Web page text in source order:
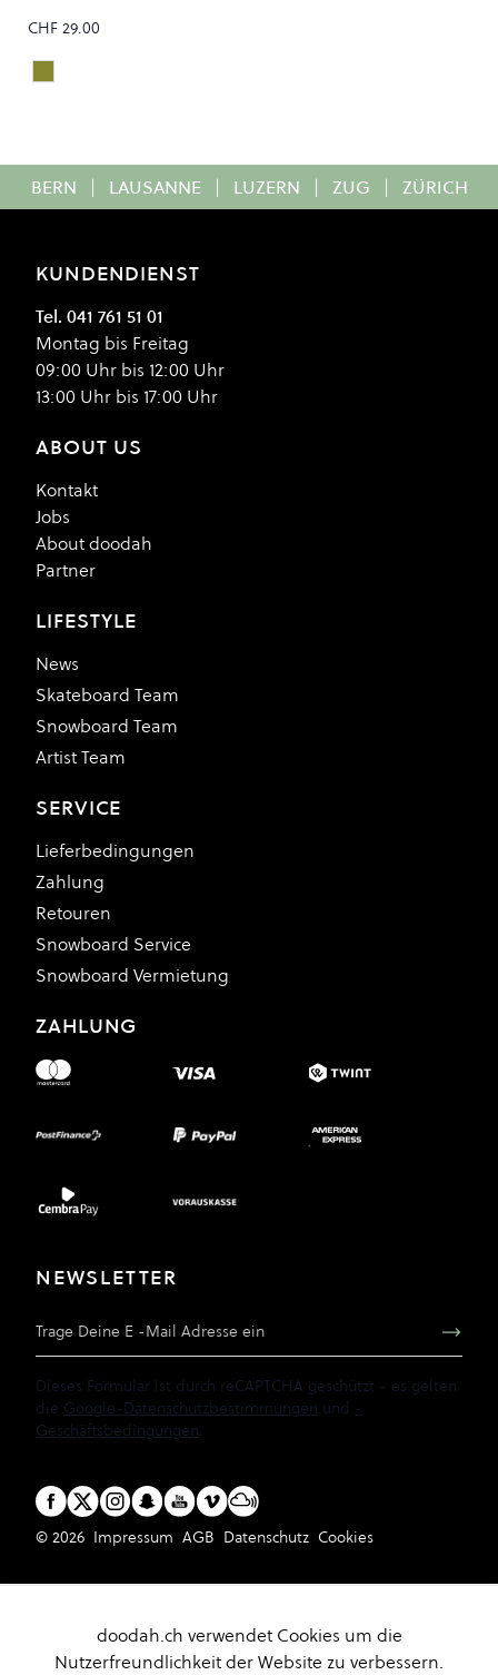
CHF 29.00
Colour
OLISTR
BERN | LAUSANNE | LUZERN | ZUG | ZÜRICH
KUNDENDIENST
Tel. 041 761 51 01
Montag bis Freitag
09:00 Uhr bis 12:00 Uhr
13:00 Uhr bis 17:00 Uhr
ABOUT US
Kontakt
Jobs
About doodah
Partner
LIFESTYLE
News
Skateboard Team
Snowboard Team
Artist Team
SERVICE
Lieferbedingungen
Zahlung
Retouren
Snowboard Service
Snowboard Vermietung
ZAHLUNG
NEWSLETTER
Dieses Formular ist durch reCAPTCHA geschützt - es gelten
die Google-Datenschutzbestimmungen und -
Geschäftsbedingungen.
© 2026 Impressum AGB Datenschutz Cookies
doodah.ch verwendet Cookies um die
Nutzerfreundlichkeit der Website zu verbessern.